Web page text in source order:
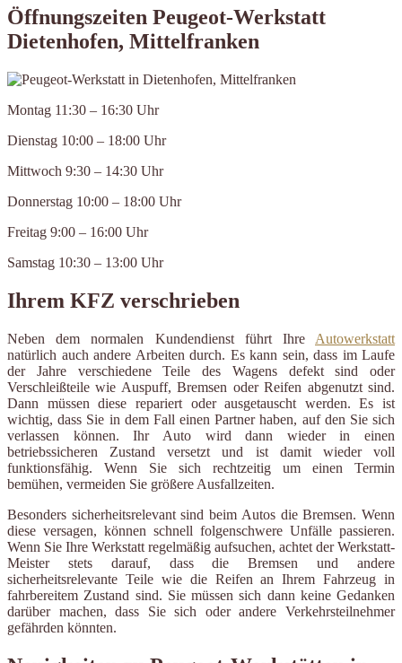
Öffnungszeiten Peugeot-Werkstatt
Dietenhofen, Mittelfranken
Montag 11:30 – 16:30 Uhr
Dienstag 10:00 – 18:00 Uhr
Mittwoch 9:30 – 14:30 Uhr
Donnerstag 10:00 – 18:00 Uhr
Freitag 9:00 – 16:00 Uhr
Samstag 10:30 – 13:00 Uhr
Ihrem KFZ verschrieben
Neben dem normalen Kundendienst führt Ihre Autowerkstatt
natürlich auch andere Arbeiten durch. Es kann sein, dass im Laufe
der Jahre verschiedene Teile des Wagens defekt sind oder
Verschleißteile wie Auspuff, Bremsen oder Reifen abgenutzt sind.
Dann müssen diese repariert oder ausgetauscht werden. Es ist
wichtig, dass Sie in dem Fall einen Partner haben, auf den Sie sich
verlassen können. Ihr Auto wird dann wieder in einen
betriebssicheren Zustand versetzt und ist damit wieder voll
funktionsfähig. Wenn Sie sich rechtzeitig um einen Termin
bemühen, vermeiden Sie größere Ausfallzeiten.
Besonders sicherheitsrelevant sind beim Autos die Bremsen. Wenn
diese versagen, können schnell folgenschwere Unfälle passieren.
Wenn Sie Ihre Werkstatt regelmäßig aufsuchen, achtet der Werkstatt-
Meister stets darauf, dass die Bremsen und andere
sicherheitsrelevante Teile wie die Reifen an Ihrem Fahrzeug in
fahrbereitem Zustand sind. Sie müssen sich dann keine Gedanken
darüber machen, dass Sie sich oder andere Verkehrsteilnehmer
gefährden könnten.